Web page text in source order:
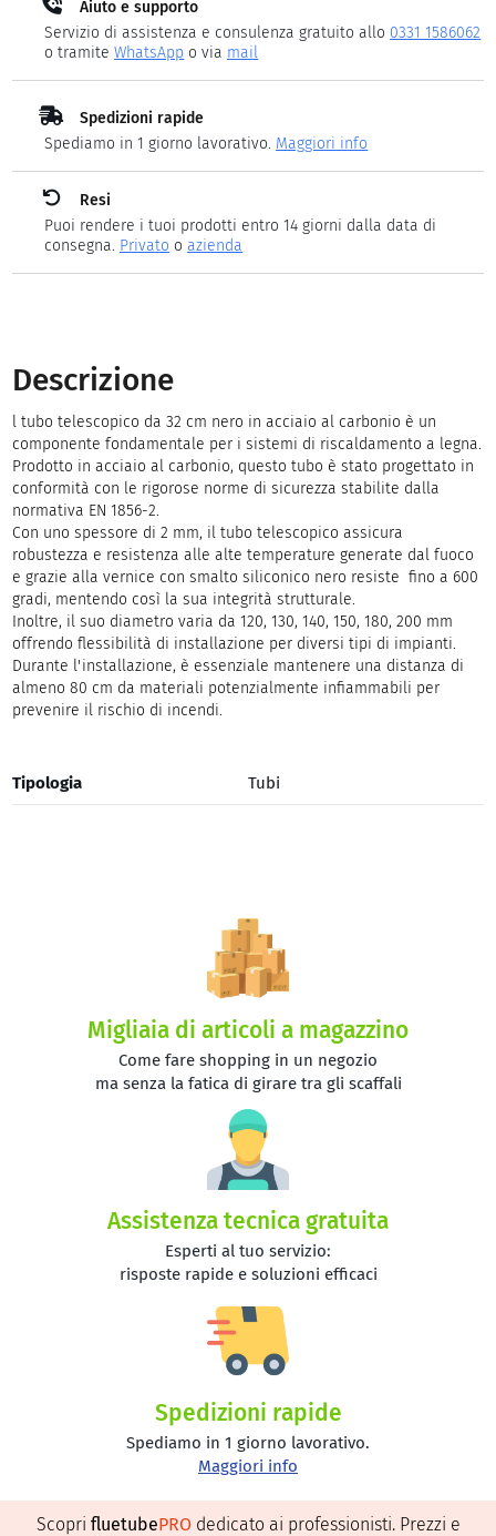
Aiuto e supporto
Servizio di assistenza e consulenza gratuito allo 0331 1586062
o tramiteWhatsApp o via mail
Spedizioni rapide
Spediamo in 1 giorno lavorativo. Maggiori info
Resi
Puoi rendere i tuoi prodotti entro 14 giorni dalla data di
consegna. Privato oazienda
Descrizione
l tubo telescopico da 32 cm nero in acciaio al carbonio è un
componente fondamentale per i sistemi di riscaldamento a legna.
Prodotto in acciaio al carbonio, questo tubo è stato progettato in
conformità con le rigorose norme di sicurezza stabilite dalla
normativa EN 1856-2.
Con uno spessore di 2 mm, il tubo telescopico assicura
robustezza e resistenza alle alte temperature generate dal fuoco
e grazie alla vernice con smalto siliconico nero resiste fino a 600
gradi, mentendo così la sua integrità strutturale.
Inoltre, il suo diametro varia da 120, 130, 140, 150, 180, 200 mm
offrendo flessibilità di installazione per diversi tipi di impianti.
Durante l'installazione, è essenziale mantenere una distanza di
almeno 80 cm da materiali potenzialmente infiammabili per
prevenire il rischio di incendi.
Tipologia Tubi
Migliaia di articoli a magazzino
Come fare shopping in un negozio
ma senza la fatica di girare tra gli scaffali
Assistenza tecnica gratuita
Esperti al tuo servizio:
risposte rapide e soluzioni efficaci
Spedizioni rapide
Spediamo in 1 giorno lavorativo.
Maggiori info
Scopri fluetubePRO dedicato ai professionisti. Prezzi e